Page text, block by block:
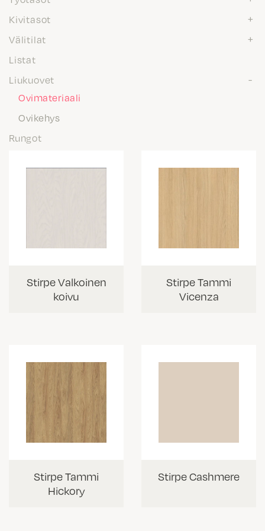
Kivitasot
Välitilat
Listat
Liukuovet
Ovimateriaali
Ovikehys
Rungot
Stirpe Valkoinen
koivu
Stirpe Tammi
Vicenza
Stirpe Tammi
Hickory
Stirpe Cashmere